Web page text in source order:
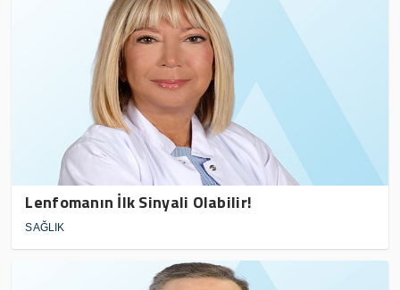
Lenfomanın İlk Sinyali Olabilir!
SAĞLIK